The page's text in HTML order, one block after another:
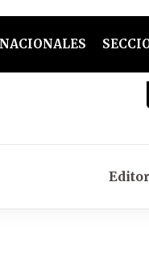
NACIONALES